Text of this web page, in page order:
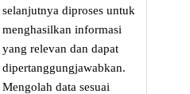
selanjutnya diproses untuk
menghasilkan informasi
yang relevan dan dapat
dipertanggungjawabkan.
Mengolah data sesuai